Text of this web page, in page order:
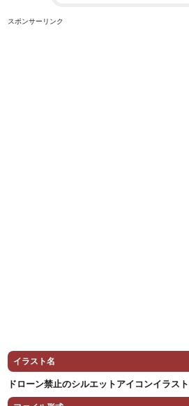
スポンサーリンク
イラスト名
ドローン禁止のシルエットアイコンイラスト